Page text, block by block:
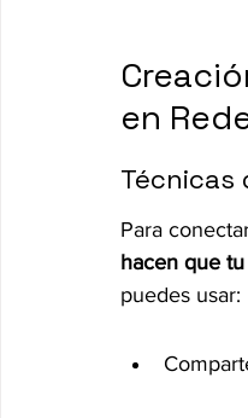
en
Técnicas
Para
hacen que
puedes usar: